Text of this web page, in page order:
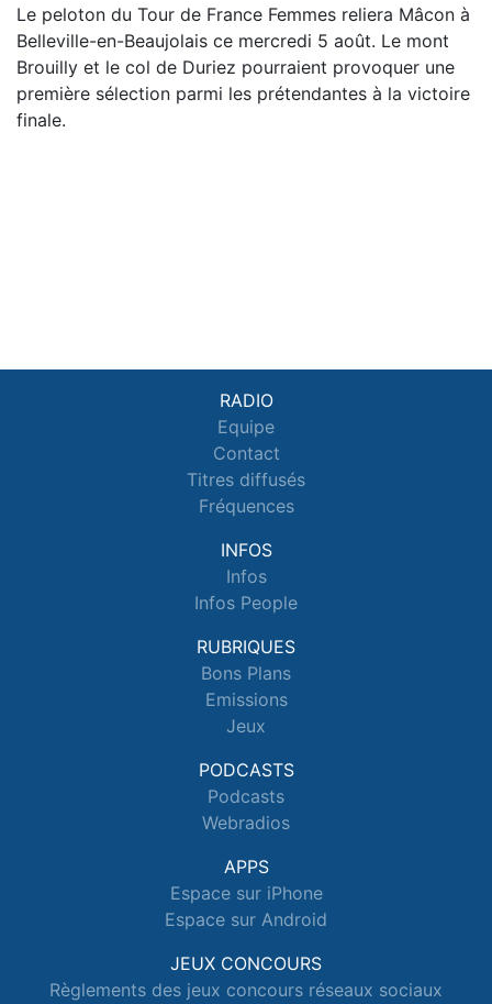
Le peloton du Tour de France Femmes reliera Mâcon à
Belleville-en-Beaujolais ce mercredi 5 août. Le mont
Brouilly et le col de Duriez pourraient provoquer une
première sélection parmi les prétendantes à la victoire
finale.
RADIO
Equipe
Contact
Titres diffusés
Fréquences
INFOS
Infos
Infos People
RUBRIQUES
Bons Plans
Emissions
Jeux
PODCASTS
Podcasts
Webradios
APPS
Espace sur iPhone
Espace sur Android
JEUX CONCOURS
Règlements des jeux concours réseaux sociaux